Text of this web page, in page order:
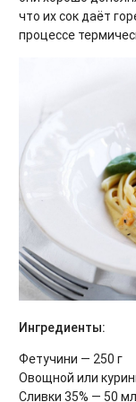
что их сок даёт
процессе
Ингредиенты:
Фетучини — 250 г
Овощной или
Сливки 35% — 50 мл